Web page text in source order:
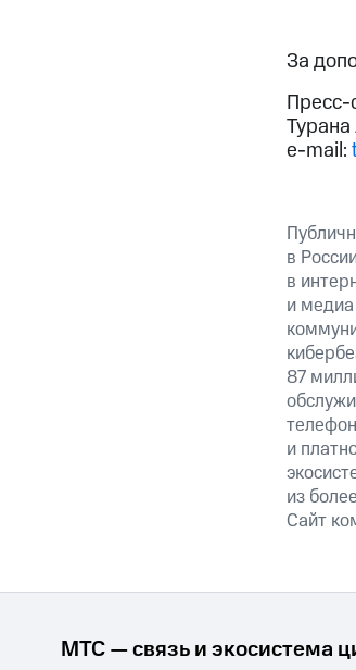
За
Пресс-
e-mail:
в
в
и
87
и
из
Сайт
МТС — связь и экосистема